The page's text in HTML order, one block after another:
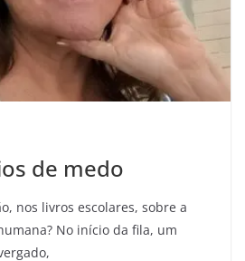
de medo
nos livros escolares, sobre a
No início da fila, um